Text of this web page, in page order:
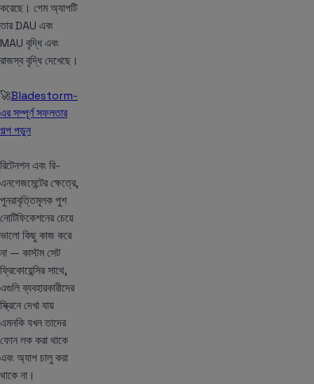
করেছে। গেম অ্যাপটি
তার DAU এবং
MAU বৃদ্ধি এবং
রাজস্ব বৃদ্ধি দেখেছে।
🚀Bladestorm-
এর সম্পূর্ণ সফলতার
গল্প পড়ুন
রিটেনশন এবং রি-
এনগেজমেন্টের ক্ষেত্রে,
পুনরাবৃত্তিমূলক পুশ
নোটিফিকেশনের চেয়ে
ভালো কিছু কাজ করে
না — কাস্টম সেট
ফ্রিকোয়েন্সির সাথে,
এগুলি ব্যবহারকারীদের
স্ক্রিনে দেখা যায়
এমনকি যখন তাদের
ফোন লক করা থাকে
এবং অ্যাপ চালু করা
থাকে না।